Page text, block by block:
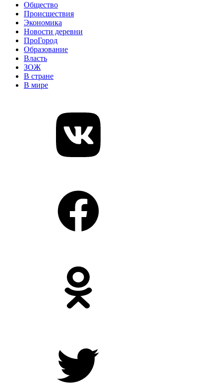
Общество
Происшествия
Экономика
Новости деревни
ПроГород
Образование
Власть
ЗОЖ
В стране
В мире